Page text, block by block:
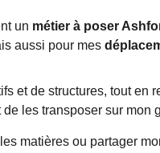
un métier à poser
aussi pour mes
et de structures, tout
de les transposer sur mon
matières ou partager